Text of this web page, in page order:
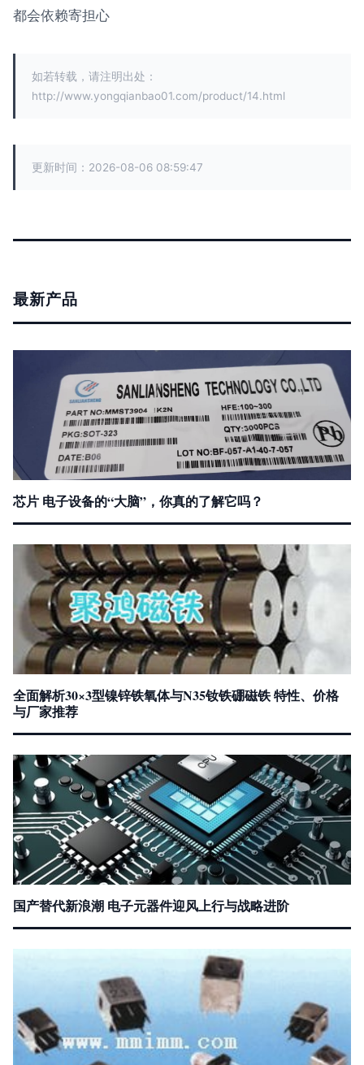
都会依赖寄担心
如若转载，请注明出处：
http://www.yongqianbao01.com/product/14.html
更新时间：2026-08-06 08:59:47
最新产品
芯片 电子设备的“大脑”，你真的了解它吗？
全面解析30×3型镍锌铁氧体与N35钕铁硼磁铁 特性、价格
与厂家推荐
国产替代新浪潮 电子元器件迎风上行与战略进阶